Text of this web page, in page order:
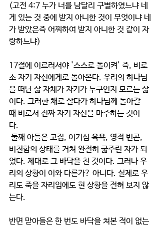
(고전 4:7 누가 너를 남달리 구별하였느냐 네
게 있는 것 중에 받지 아니한 것이 무엇이냐 네
가 받았은즉 어찌하여 받지 아니한 것 같이 자
랑하느냐)
17절에 이르러서야 '스스로 돌이켜' 즉, 비로
소 자기 자신에게로 돌아온다. 우리의 하나님
을 떠난 삶 자체가 자기가 누구인지 모르는 삶
이다. 그러한 채로 살다가 하나님께 돌아갈
때 비로서 진짜 자기 자신을 마주하는 것이
다.
비천함의 상태를 거쳐 완전히 굶주린 자가 되
었다. 제대로 그 바닥을 친 것이다. 그러나 우
리의 상황이 이와 다른가? 아니다. 실제로 우
리도 죽을 자리임에도 현 상황을 전혀 보지 않
는다.
반면 맏아들은 한 번도 바닥을 쳐본 적이 없는